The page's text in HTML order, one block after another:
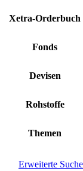
Xetra-Orderbuch
Fonds
Devisen
Rohstoffe
Themen
Erweiterte Suche